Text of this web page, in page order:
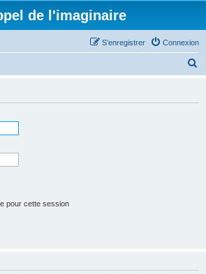
de l'imaginaire
Connexion
S’enregistrer
pour cette session